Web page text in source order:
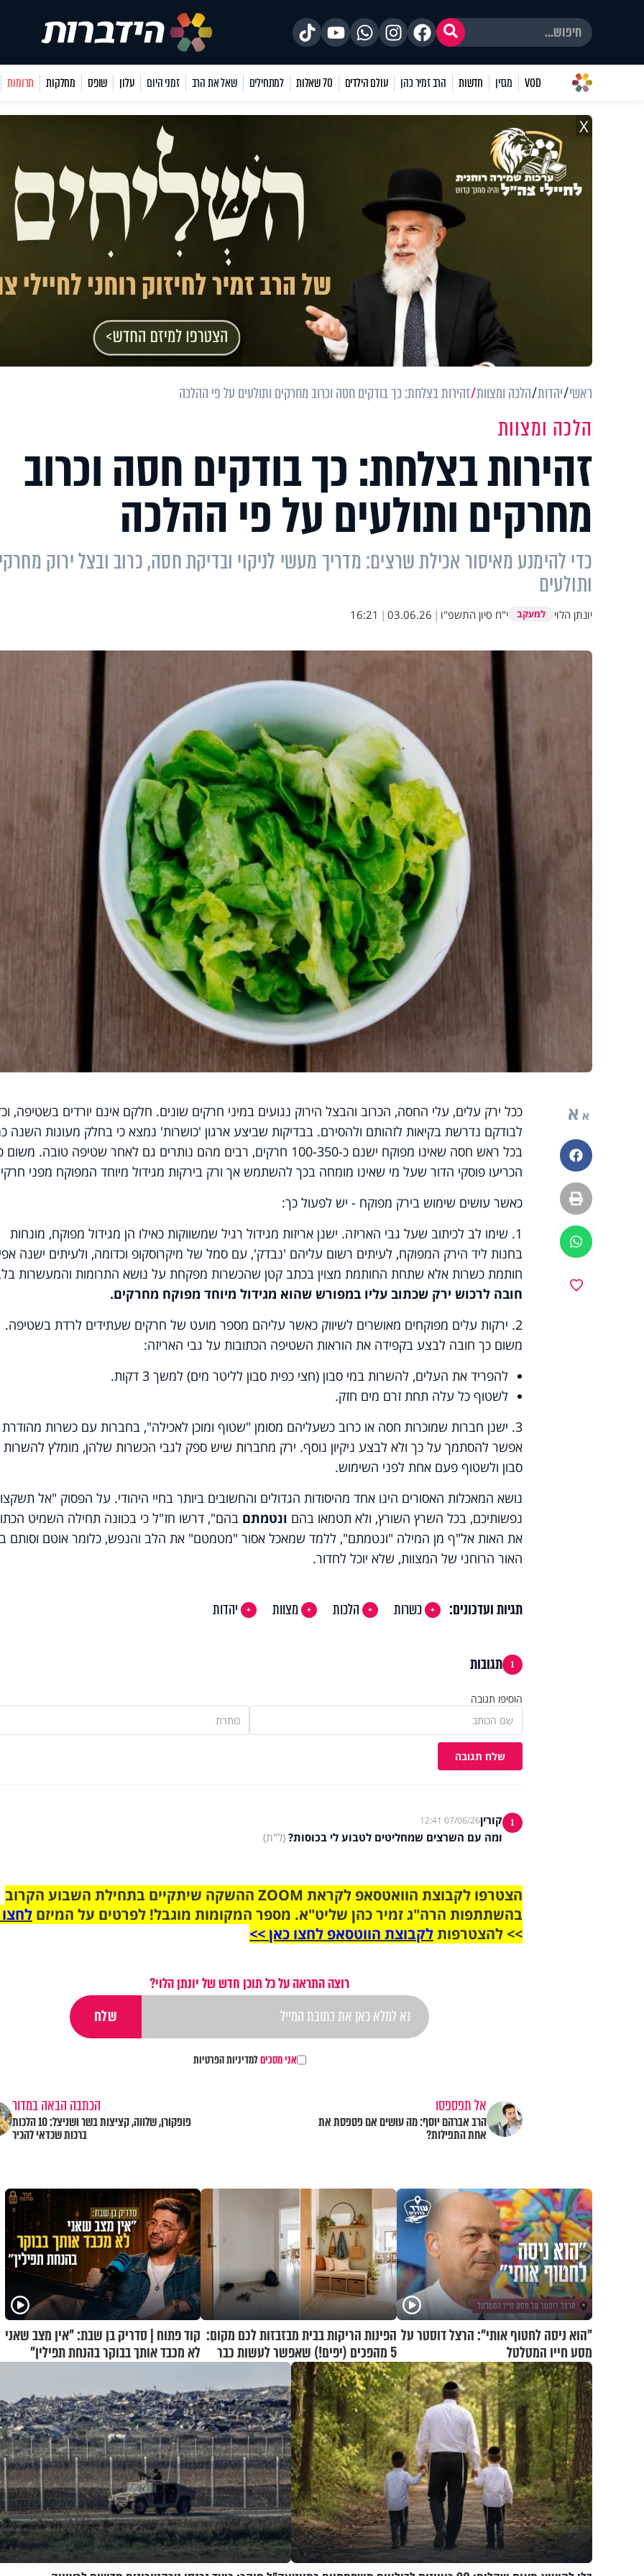
VOD מגזין חדשות הרב זמיר כהן עולם הילדים 70 שאלות למתחילים שאל את הרב זמני היום עלון שופס מחלקות תרומות
X
ראשי יהדות הלכה ומצוות זהירות בצלחת: כך בודקים חסה וכרוב מחרקים ותולעים על פי ההלכה
הלכה ומצוות
זהירות בצלחת: כך בודקים חסה וכרוב
מחרקים ותולעים על פי ההלכה
כדי להימנע מאיסור אכילת שרצים: מדריך מעשי לניקוי ובדיקת חסה, כרוב ובצל ירוק
ותולעים
יונתן הלוי למעקב י"ח סיון התשפ"ו |
03.06.26
|
16:21
א א
פייסבוק
הדפסה
ווטסאפ
ככל ירק עלים, עלי החסה, הכרוב והבצל הירוק נגועים במיני חרקים שונים. חלקם אינם יורדים בשטיפה,
לבודקם נדרשת בקיאות לזהותם ולהסירם. בבדיקות שביצע ארגון 'כושרות' נמצא כי בחלק מעונות השנה
בכל ראש חסה שאינו מפוקח ישנם כ-100-350 חרקים, רבים מהם נותרים גם לאחר שטיפה טובה.
הכריעו פוסקי הדור שעל מי שאינו מומחה בכך להשתמש אך ורק בירקות מגידול מיוחד המפוקח מפני
כאשר עושים שימוש בירק מפוקח - יש לפעול כך:
1. שימו לב לכיתוב שעל גבי האריזה. ישנן אריזות מגידול רגיל שמשווקות כאילו הן מגידול מפוקח, מונחות
בחנות ליד הירק המפוקח, לעיתים רשום עליהם 'נבדק', עם סמל של מיקרוסקופ וכדומה, ולעיתים ישנה
חותמת כשרות אלא שתחת החותמת מצוין בכתב קטן שהכשרות מפקחת על נושא התרומות והמעשרות
חובה לרכוש ירק שכתוב עליו במפורש שהוא מגידול מיוחד מפוקח מחרקים.
2. ירקות עלים מפוקחים מאושרים לשיווק כאשר עליהם מספר מועט של חרקים שעתידים לרדת בשטיפה.
משום כך חובה לבצע בקפידה את הוראות השטיפה הכתובות על גבי האריזה:
להפריד את העלים, להשרות במי סבון (חצי כפית סבון לליטר מים) למשך 3 דקות.
לשטוף כל עלה תחת זרם מים חזק.
3. ישנן חברות שמוכרות חסה או כרוב כשעליהם מסומן "שטוף ומוכן לאכילה", בחברות עם כשרות מהודרת
אפשר להסתמך על כך ולא לבצע ניקיון נוסף. ירק מחברות שיש ספק לגבי הכשרות שלהן, מומלץ להשרות
סבון ולשטוף פעם אחת לפני השימוש.
נושא המאכלות האסורים הינו אחד מהיסודות הגדולים והחשובים ביותר בחיי היהודי. על הפסוק "אל
נפשותיכם, בכל השרץ השורץ, ולא תטמאו בהם ונטמתם בהם", דרשו חז"ל כי בכוונה תחילה השמיט
את האות אל"ף מן המילה "ונטמתם", ללמד שמאכל אסור "מטמטם" את הלב והנפש, כלומר אוטם וסותם
האור הרוחני של המצוות, שלא יוכל לחדור.
תגיות ועדכונים: כשרות הלכות מצוות יהדות
1 תגובות
הוסיפו תגובה
שלח תגובה
1 קורין07/06/26 12:41
ומה עם השרצים שמחליטים לטבוע לי בכוסות? (ל"ת)
הצטרפו לקבוצת הוואטסאפ לקראת ZOOM ההשקה שיתקיים בתחילת השבוע הקרוב
בהשתתפות הרה"ג זמיר כהן שליט"א. מספר המקומות מוגבל! לפרטים על המיזם
>> להצטרפותלקבוצת הווטסאפ לחצו כאן >>
רוצה התראה על כל תוכן חדש של יונתן הלוי?
אני מסכיםלמדיניות הפרטיות
אל תפספסו
הרב אברהם יוסף: מה עושים אם פספסת את
אחת התפילות?
הכתבה הבאה במדור
פופקורן, שלווה, קציצות בשר ושניצל: 10 הלכות
ברכות שכדאי להכיר
"הוא ניסה לחטוף אותי": הרצל דוסטר על
מסע חייו המטלטל
הפינות הריקות בבית מבזבזות לכם מקום:
5 מהפכים (יפים!) שאפשר לעשות כבר
היום
קוד פתוח | סדריק בן שבת: "אין מצב שאני
לא מכבד אותך בבוקר בהנחת תפילין"